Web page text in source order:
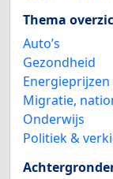
Thema
Auto’s
Gezondheid
Migratie,
Onderwijs
Politiek &